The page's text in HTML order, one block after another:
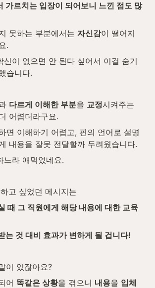
가르치는 입장이 되어보니 느낀 점도 많
못하는 부분에서는 자신감이 떨어지
.
신이 없으면 안 된다 싶어서 이걸 숨기
습니다.
다르게 이해한 부분을 교정시켜주는
어렵더라구요.
면 이해하기 어렵고, 핀의 언어로 설명
내용을 잘못 전달할까 두려웠습니다.
느라 애먹었네요.
고 싶었던 메시지는
때 그 직원에게 해당 내용에 대한 교육
는 것 대비 효과가 변하게 될 겁니다!
이 있잖아요?
어 똑같은 상황을 겪으니 내용을 입체